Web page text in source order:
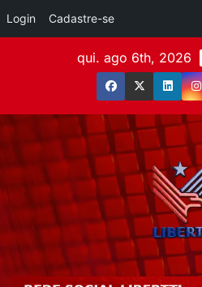
Login Cadastre-se
qui. ago 6th, 2026